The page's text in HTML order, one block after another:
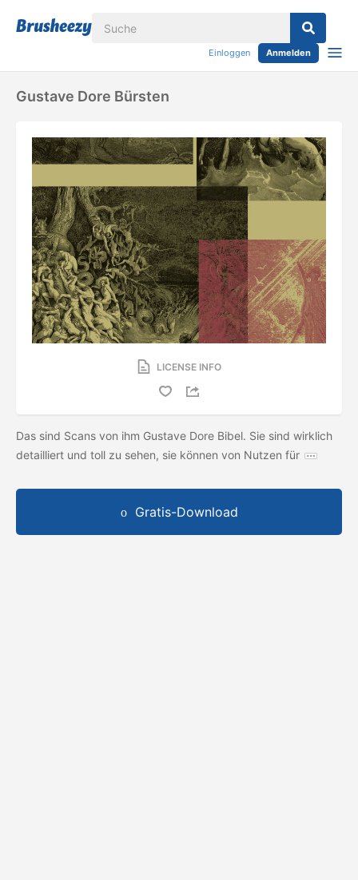
Einloggen Anmelden
Gustave Dore Bürsten
LICENSE INFO
Das sind Scans von ihm Gustave Dore Bibel. Sie sind wirklich
detailliert und toll zu sehen, sie können von Nutzen für
Gratis-Download